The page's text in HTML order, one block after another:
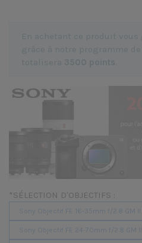
*SÉLECTION D'OBJECTIFS :
Sony Objectif FE 16-35mm f/2.8 GM II
Sony Objectif FE 24-70mm f/2.8 GM II